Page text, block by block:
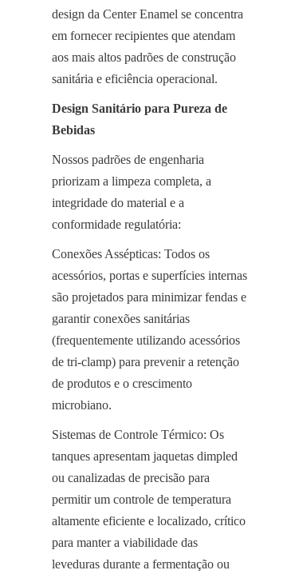
design da Center Enamel se concentra
em fornecer recipientes que atendam
aos mais altos padrões de construção
sanitária e eficiência operacional.
Design Sanitário para Pureza de
Bebidas
Nossos padrões de engenharia
priorizam a limpeza completa, a
integridade do material e a
conformidade regulatória:
Conexões Assépticas: Todos os
acessórios, portas e superfícies internas
são projetados para minimizar fendas e
garantir conexões sanitárias
(frequentemente utilizando acessórios
de tri-clamp) para prevenir a retenção
de produtos e o crescimento
microbiano.
Sistemas de Controle Térmico: Os
tanques apresentam jaquetas dimpled
ou canalizadas de precisão para
permitir um controle de temperatura
altamente eficiente e localizado, crítico
para manter a viabilidade das
leveduras durante a fermentação ou